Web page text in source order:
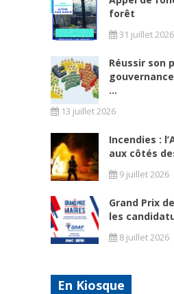
forêt
31 juillet 2026
Réussir son
...
13 juillet 2026
Incendies :
aux côtés
9 juillet 2026
Grand Prix
les
8 juillet 2026
En Kiosque